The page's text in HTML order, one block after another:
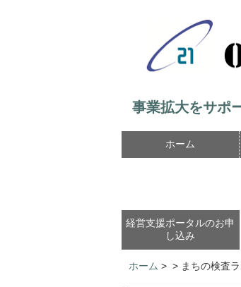
事業拡大をサポ
ホーム
経営支援ポータルのお申
し込み
ホーム > > まちの検査